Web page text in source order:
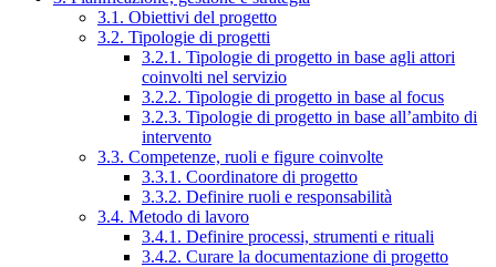
3.1. Obiettivi del progetto
3.2. Tipologie di progetti
3.2.1. Tipologie di progetto in base agli attori
coinvolti nel servizio
3.2.2. Tipologie di progetto in base al focus
3.2.3. Tipologie di progetto in base all’ambito di
intervento
3.3. Competenze, ruoli e figure coinvolte
3.3.1. Coordinatore di progetto
3.3.2. Definire ruoli e responsabilità
3.4. Metodo di lavoro
3.4.1. Definire processi, strumenti e rituali
3.4.2. Curare la documentazione di progetto